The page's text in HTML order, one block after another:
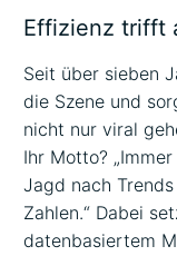
Effizienz trifft
Seit über sieben
die Szene und
nicht nur viral
Ihr Motto?
Jagd nach
Zahlen.“ Dabei
datenbasiertem